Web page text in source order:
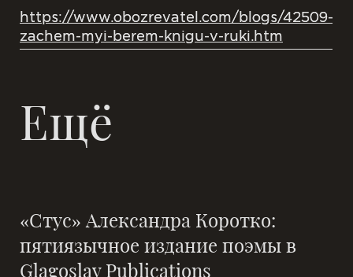
https://www.obozrevatel.com/blogs/42509-
zachem-myi-berem-knigu-v-ruki.htm
Ещё
«Стус» Александра Коротко:
пятиязычное издание поэмы в
Glagoslav Publications